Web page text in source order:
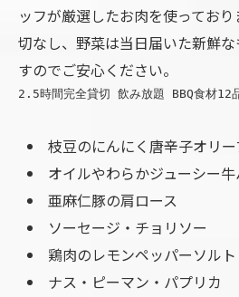
ッフが厳選したお肉を使ってお
切なし、野菜は当日届いた新鮮
すのでご安心ください。
2.5時間完全貸切 飲み放題 BBQ食材12
枝豆のにんにく唐辛子オリ
オイルやわらかジューシー牛
亜麻仁豚の肩ロース
ソーセージ・チョリソー
鶏肉のレモンペッパーソルト
ナス・ピーマン・パプリカ